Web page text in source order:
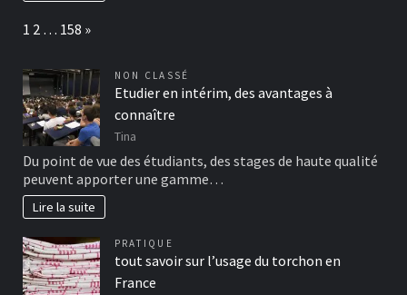
Page:
1 2 … 158 Next
»
NON CLASSÉ
Etudier en intérim, des avantages à
connaître
Tina
Du point de vue des étudiants, des stages de haute qualité
peuvent apporter une gamme…
Lire la suite
PRATIQUE
tout savoir sur l’usage du torchon en
France